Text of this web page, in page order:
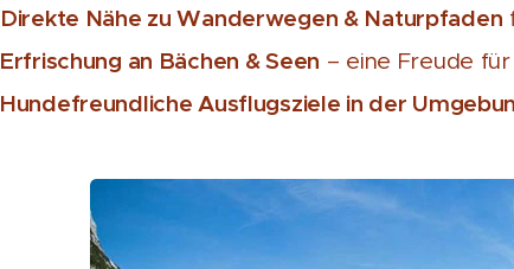
Direkte Nähe zu Wanderwegen & Naturpfaden
Erfrischung an Bächen & Seen – eine Freude
Hundefreundliche Ausflugsziele in der